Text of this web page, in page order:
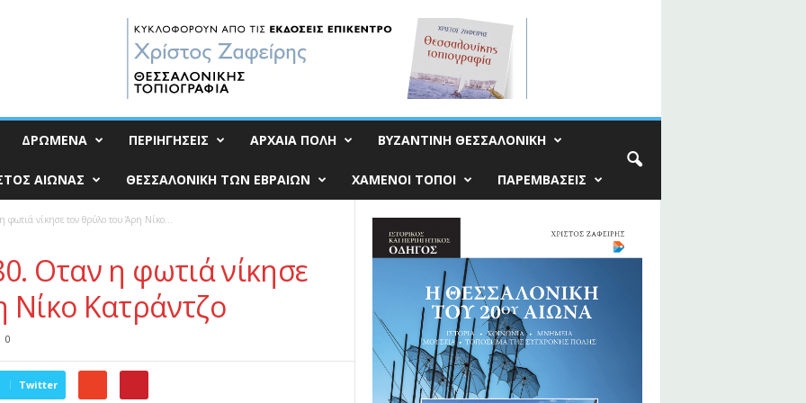
ΔΡΩΜΕΝΑ ΠΕΡΙΗΓΗΣΕΙΣ ΑΡΧΑΙΑ ΠΟΛΗ ΒΥΖΑΝΤΙΝΗ ΘΕΣΣΑΛΟΝΙΚΗ
ΑΙΩΝΑΣ ΘΕΣΣΑΛΟΝΙΚΗ ΤΩΝ ΕΒΡΑΙΩΝ ΧΑΜΕΝΟΙ ΤΟΠΟΙ ΠΑΡΕΜΒΑΣΕΙΣ
νίκησε τον θρύλο του Άρη Νίκο...
Οταν η φωτιά νίκησε
Νίκο Κατράντζο
0
Twitter